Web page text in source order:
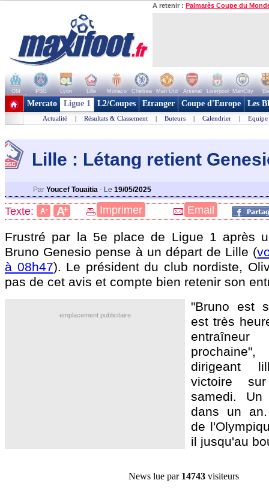
A retenir : Palmarès Coupe du
OM PSG Lyon Lille Monaco Chelsea Man Utd Arsenal Liverpool ManCity
+ de clubs
Mercato Ligue 1 L2/Coupes Etranger Coupe d'Europe Les
Actualité | Résultats & Classement | Buteurs | Calendrier | Equipe
Lille : Létang retient
Par Youcef Touaitia - Le 19/05/2025
Texte: A- A+ Imprimer Email
Frustré par la 5e place de Ligue 1 après
Bruno Genesio pense à un départ de Lille (
à 08h47). Le président du club nordiste,
pas de cet avis et compte bien retenir son
emplacement publicitaire
"Bruno est
est très
dirigeant
victoire
samedi.
dans un
de
il jusqu'au
News lue par 14743 visiteurs